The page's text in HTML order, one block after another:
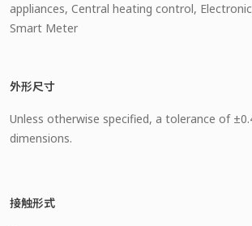
appliances, Central heating control,
Smart Meter
外形尺寸
Unless otherwise specified, a tolerance of
dimensions.
接触形式